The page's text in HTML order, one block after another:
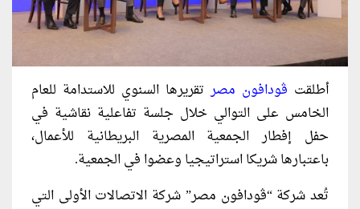
أطلقت ڤودافون مصرتقريرها السنوي للاستدامة للعام
الخامس على التوالي خلال جلسة تفاعلية نقاشية في
حفل إفطار الجمعية المصرية البريطانية للأعمال،
باعتبارها شريكا استراتيجيا وعضوا في الجمعية.
تُعد شركة “ڤودافون مصر” شركة الاتصالات الأولى التي